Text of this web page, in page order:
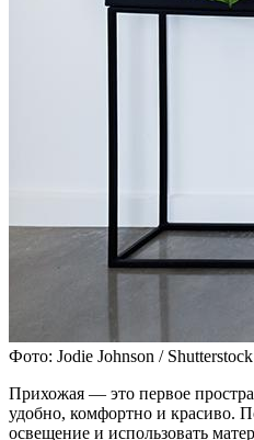
Фото: Jodie Johnson /
Прихожая — это первое
удобно, комфортно и красиво.
освещение и использовать